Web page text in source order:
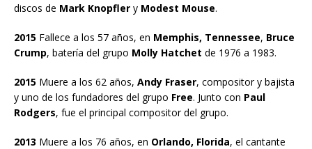
discos de Mark Knopfler y Modest Mouse.
2015 Fallece a los 57 años, en Memphis, Tennessee, Bruce
Crump, batería del grupo Molly Hatchet de 1976 a 1983.
2015 Muere a los 62 años, Andy Fraser, compositor y bajista
y uno de los fundadores del grupo Free. Junto con Paul
Rodgers, fue el principal compositor del grupo.
2013 Muere a los 76 años, en Orlando, Florida, el cantante